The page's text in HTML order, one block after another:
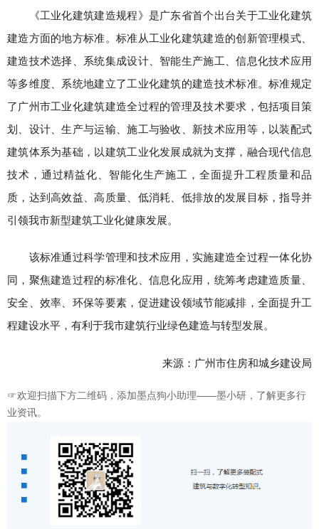
《工业化建筑建造规程》是广东省首个出台关于工业化建筑
建造方面的地方标准。标准从工业化建筑建造的创新管理模式、
建造技术选择、系统集成设计、智能生产施工、信息化技术应用
等多维度、系统地建立了工业化建筑的建造技术标准。标准规定
了广州市工业化建筑建造全过程的管理及技术要求，包括项目策
划、设计、生产与运输、施工与验收、新技术应用等，以装配式
建筑体系为基础，以建筑工业化发展成就为支撑，融合现代信息
技术，通过精益化、智能化生产施工，全面提升工程质量和品
质，达到高效益、高质量、低消耗、低排放的发展目标，指导并
引领我市新型建筑工业化健康发展。
该标准通过科学管理和技术应用，实施建造全过程一体化协
同，聚焦建造过程的标准化、信息化应用，统筹考虑建造质量、
安全、效率、环保等要素，促进建设领域节能减排，全面提升工
程建设水平，有利于我市建筑行业绿色建造与转型发展。
来源：广州市住房和城乡建设局
☞欢迎扫描下方二维码，添加墨点狗小助理——墨小研，了解更多行
业资讯。